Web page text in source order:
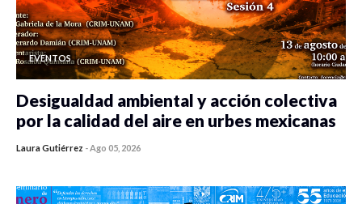
EVENTOS
Desigualdad ambiental y acción colectiva
por la calidad del aire en urbes mexicanas
Laura Gutiérrez -Ago 05, 2026